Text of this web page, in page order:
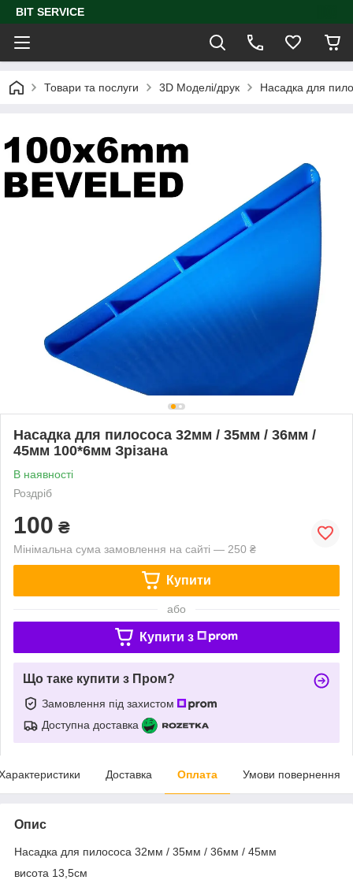
BIT SERVICE
Товари та послуги 3D Моделі/друк Насадка для
Насадка для пилососа 32мм / 35мм / 36мм /
45мм 100*6мм Зрізана
В наявності
Роздріб
100 ₴
Мінімальна сума замовлення на сайті — 250 ₴
Купити
або
Купити з
Що таке купити з Пром?
Замовлення під захистом
Доступна доставка
Доставка Оплата Умови повернення
Опис
Насадка для пилососа 32мм / 35мм / 36мм / 45мм
висота 13,5см